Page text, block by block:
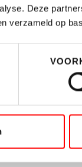
Deze
verzameld op
het rapport